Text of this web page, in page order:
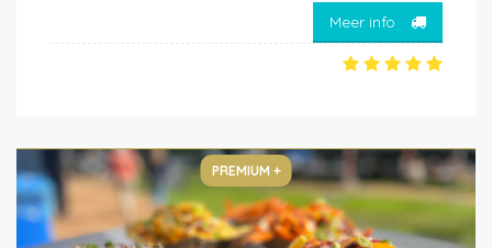
Meer info
PREMIUM +